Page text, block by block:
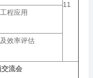
11
及工程应用
效率评估
交流会